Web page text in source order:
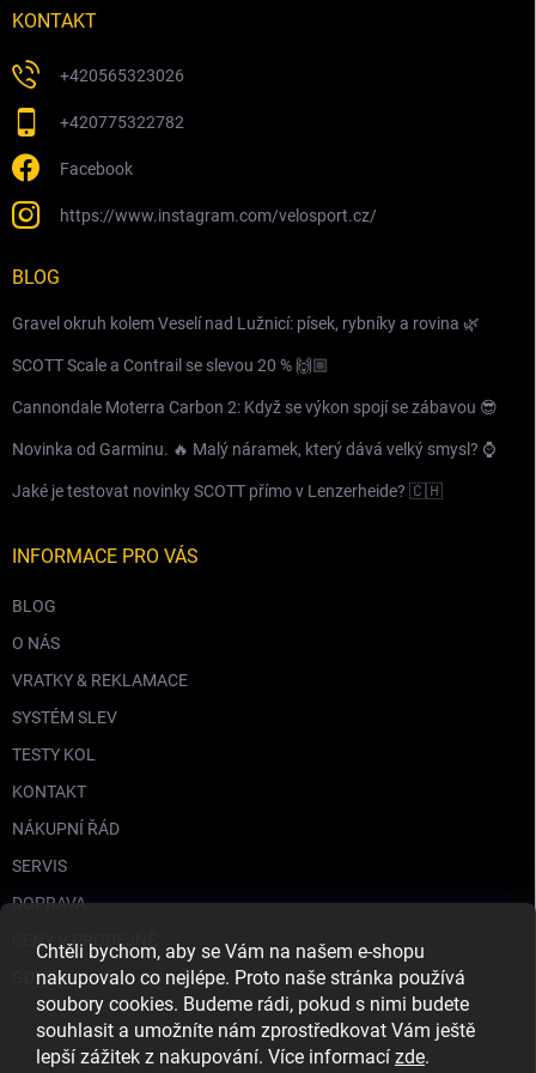
Chtěli bychom, aby se Vám na našem e-shopu
nakupovalo co nejlépe. Proto naše stránka používá
soubory cookies. Budeme rádi, pokud s nimi budete
souhlasit a umožníte nám zprostředkovat Vám ještě
lepší zážitek z nakupování. Více informací zde.
KONTAKT
+420565323026
+420775322782
Facebook
https://www.instagram.com/velosport.cz/
BLOG
Gravel okruh kolem Veselí nad Lužnicí: písek, rybníky a rovina 🌿
SCOTT Scale a Contrail se slevou 20 % 🙌🏼
Cannondale Moterra Carbon 2: Když se výkon spojí se zábavou 😎
Novinka od Garminu. 🔥 Malý náramek, který dává velký smysl? ⌚️
Jaké je testovat novinky SCOTT přímo v Lenzerheide? 🇨🇭
INFORMACE PRO VÁS
BLOG
O NÁS
VRATKY & REKLAMACE
SYSTÉM SLEV
TESTY KOL
KONTAKT
NÁKUPNÍ ŘÁD
SERVIS
DOPRAVA
CENY V PRODEJNĚ
GDPR